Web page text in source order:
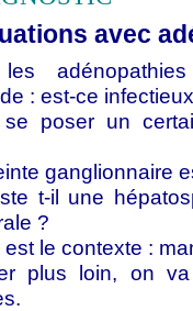
avec
les
: est-ce
poser un
ganglionnaire
t-il une
?
est le contexte :
plus loin, on va